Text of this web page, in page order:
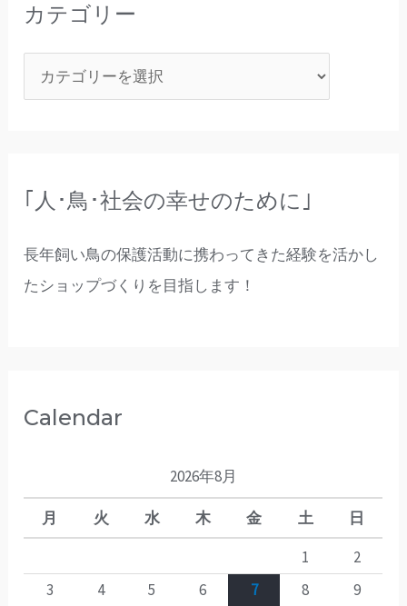
カテゴリー
｢人･鳥･社会の幸せのために｣
長年飼い鳥の保護活動に携わってきた経験を活かし
たショップづくりを目指します！
Calendar
2026年8月
月 火 水 木 金 土
日
1
2
3
4 5 6 7 8
9